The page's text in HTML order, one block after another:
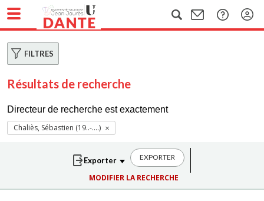
FILTRES
Résultats de recherche
Directeur de recherche est exactement
Chaliès, Sébastien (19..-....)
EXPORTER
MODIFIER LA RECHERCHE